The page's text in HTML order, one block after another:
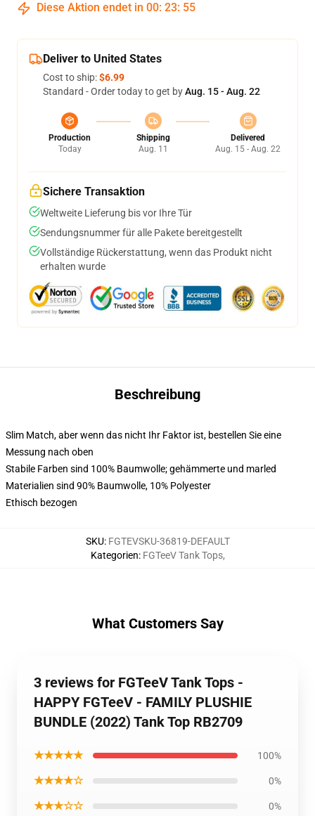
Diese Aktion endet in 00: 23: 54
Deliver to United States
Cost to ship:$6.99
Standard - Order today to get byAug. 15 - Aug. 22
Production
Today
Shipping
Aug. 11
Delivered
Aug. 15 - Aug. 22
Sichere Transaktion
Weltweite Lieferung bis vor Ihre Tür
Sendungsnummer für alle Pakete bereitgestellt
Vollständige Rückerstattung, wenn das Produkt nicht
erhalten wurde
Beschreibung
Slim Match, aber wenn das nicht Ihr Faktor ist, bestellen Sie eine
Messung nach oben
Stabile Farben sind 100% Baumwolle; gehämmerte und marled
Materialien sind 90% Baumwolle, 10% Polyester
Ethisch bezogen
SKU: FGTEVSKU-36819-DEFAULT
Kategorien: FGTeeV Tank Tops,
What Customers Say
3 reviews for FGTeeV Tank Tops -
HAPPY FGTeeV - FAMILY PLUSHIE
BUNDLE (2022) Tank Top RB2709
★★★★★ 100%
★★★★☆ 0%
★★★☆☆ 0%